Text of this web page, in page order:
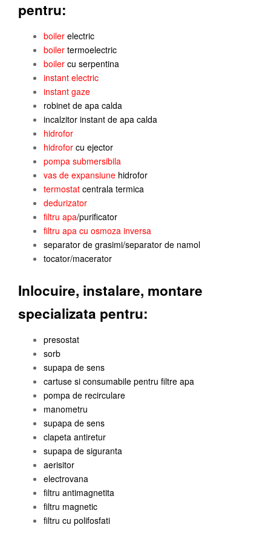
pentru:
boiler electric
boiler termoelectric
boiler cu serpentina
instant electric
instant gaze
robinet de apa calda
incalzitor instant de apa calda
hidrofor
hidrofor cu ejector
pompa submersibila
vas de expansiune hidrofor
termostat centrala termica
dedurizator
filtru apa/purificator
filtru apa cu osmoza inversa
separator de grasimi/separator de namol
tocator/macerator
Inlocuire, instalare, montare
specializata pentru:
presostat
sorb
supapa de sens
cartuse si consumabile pentru filtre apa
pompa de recirculare
manometru
supapa de sens
clapeta antiretur
supapa de siguranta
aerisitor
electrovana
filtru antimagnetita
filtru magnetic
filtru cu polifosfati